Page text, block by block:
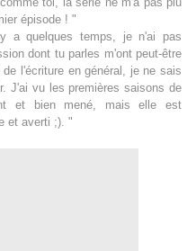
épisode ! "
quelques temps, je n'ai pas
dont tu parles m'ont peut-être
l'écriture en général, je ne sais
J'ai vu les premières saisons de
et bien mené, mais elle est
et averti ;). "